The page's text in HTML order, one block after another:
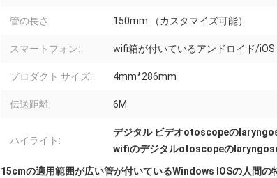
管の長さ: 150mm （カスタマイズ可能）
スマートフォン: wifi箱が付いているアンドロイド/iOS
プロダクト サイズ: 4mm*286mm
伝送距離: 6M
ハイライト:
デジタル ビデオotoscopeの
wifiのデジタルotoscopeの
15cmの適用範囲が広い管が付いているWindows IOSの人間